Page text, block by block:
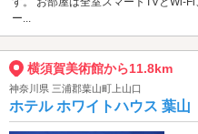
ー...
横須賀美術館から11.8km
神奈川県 三浦郡葉山町上山口
ホテル ホワイトハウス 葉山